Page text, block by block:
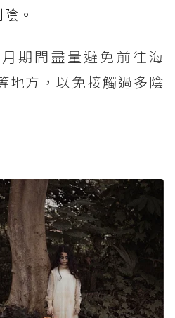
。
期間盡量避免前往海
地方，以免接觸過多陰